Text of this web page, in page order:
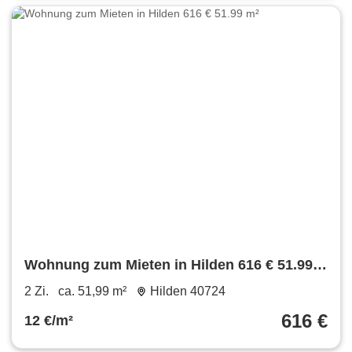
Wohnung zum Mieten in Hilden 616 € 51.99
m²
2 Zi. ca. 51,99 m² Hilden 40724
12 €/m² 616 €